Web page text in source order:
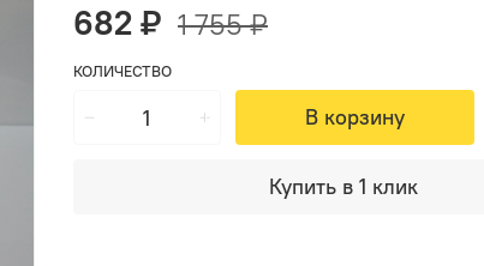
682 ₽ 1 755 ₽
КОЛИЧЕСТВО
В корзину
Купить в 1 клик